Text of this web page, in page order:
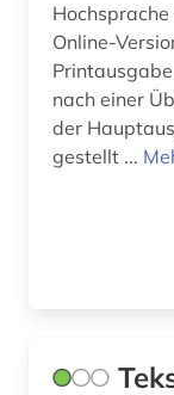
natur (1)
Online-
nach einer
der
gestellt ...